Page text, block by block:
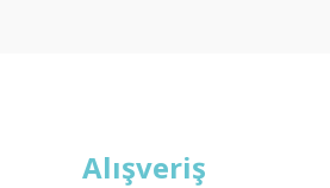
Alışveriş